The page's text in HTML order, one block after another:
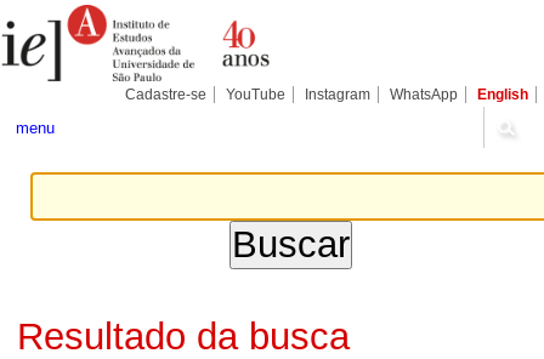
para
conteúdo.
Pessoais
Cadastre-se YouTube Instagram WhatsApp English
menu
Resultado da busca